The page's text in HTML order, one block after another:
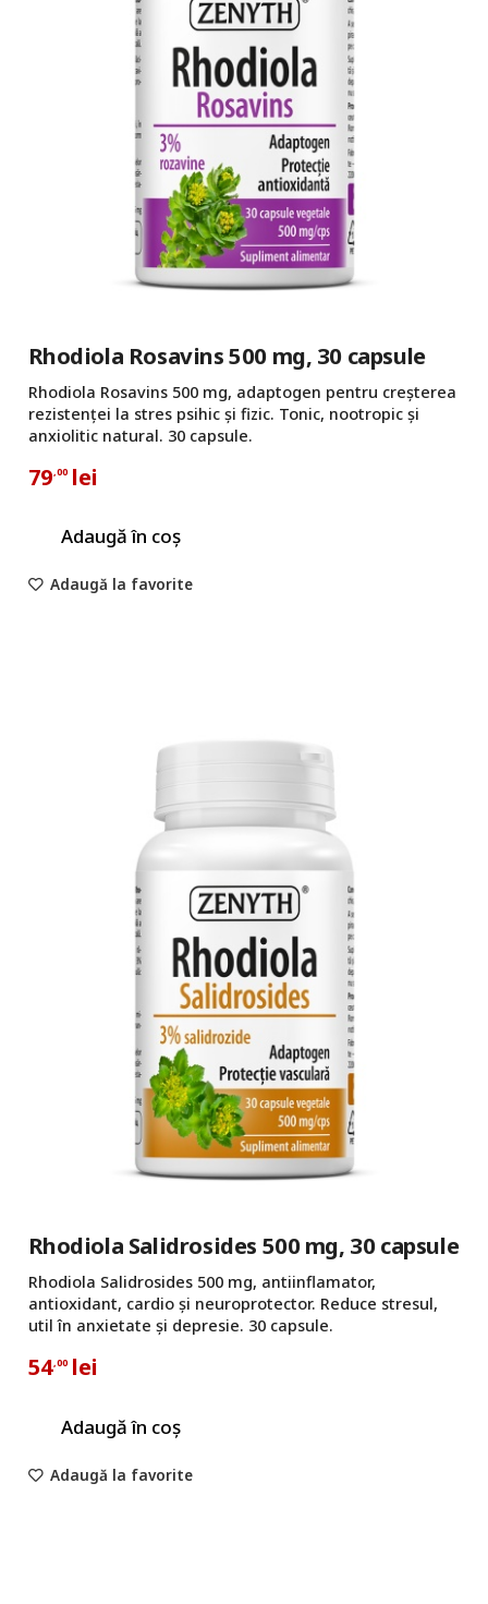
Rhodiola Rosavins 500 mg, 30 capsule
Rhodiola Rosavins 500 mg, adaptogen pentru creșterea
rezistenței la stres psihic și fizic. Tonic, nootropic și
anxiolitic natural. 30 capsule.
79,00 lei
Adaugă în coș
Adaugă la favorite
Rhodiola Salidrosides 500 mg, 30 capsule
Rhodiola Salidrosides 500 mg, antiinflamator,
antioxidant, cardio și neuroprotector. Reduce stresul,
util în anxietate și depresie. 30 capsule.
54,00 lei
Adaugă în coș
Adaugă la favorite